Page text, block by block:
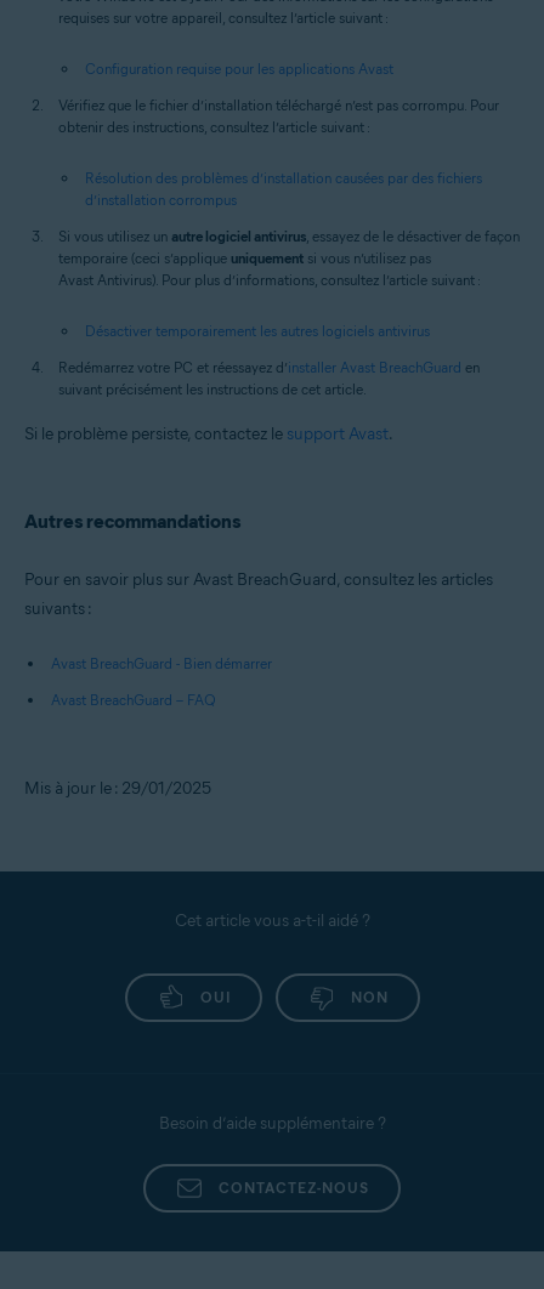
requises sur votre appareil, consultez l’article suivant :
Configuration requise pour les applications Avast
Vérifiez que le fichier d’installation téléchargé n’est pas corrompu. Pour
obtenir des instructions, consultez l’article suivant :
Résolution des problèmes d’installation causées par des fichiers
d’installation corrompus
Si vous utilisez un autre logiciel antivirus , essayez de le désactiver de façon
temporaire (ceci s’applique uniquement si vous n’utilisez pas
Avast Antivirus). Pour plus d’informations, consultez l’article suivant :
Désactiver temporairement les autres logiciels antivirus
Redémarrez votre PC et réessayez d’installer Avast BreachGuard en
suivant précisément les instructions de cet article.
Si le problème persiste, contactez le support Avast.
Autres recommandations
Pour en savoir plus sur Avast BreachGuard, consultez les articles
suivants :
Avast BreachGuard - Bien démarrer
Avast BreachGuard – FAQ
Mis à jour le : 29/01/2025
Cet article vous a-t-il aidé ?
OUI NON
Besoin d’aide supplémentaire ?
CONTACTEZ-NOUS